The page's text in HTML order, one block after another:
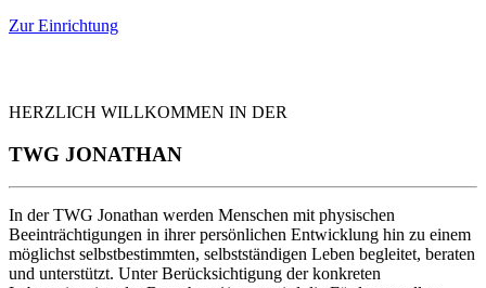
Zur Einrichtung
HERZLICH WILLKOMMEN IN DER
TWG JONATHAN
In der TWG Jonathan werden Menschen mit physischen
Beeinträchtigungen in ihrer persönlichen Entwicklung hin zu einem
möglichst selbstbestimmten, selbstständigen Leben begleitet, beraten
und unterstützt. Unter Berücksichtigung der konkreten